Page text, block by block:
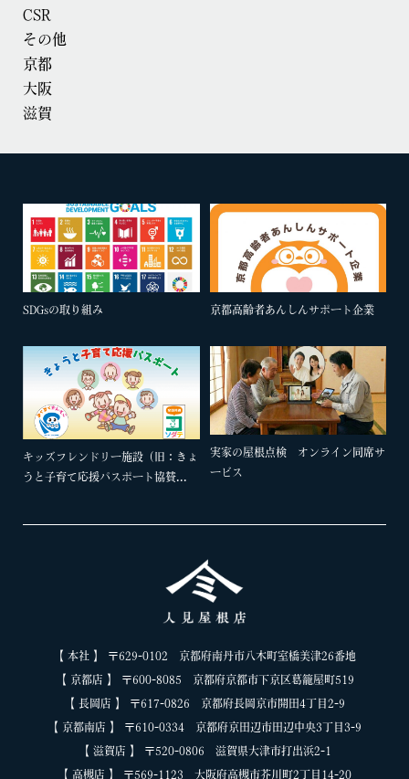
CSR
その他
京都
大阪
滋賀
SDGsの取り組み 京都高齢者あんしんサポート企業
キッズフレンドリー施設（旧：きょ
うと子育て応援パスポート協賛...
実家の屋根点検 オンライン同席サ
ービス
【 本社 】 〒629-0102 京都府南丹市八木町室橋美津26番地
【 京都店 】 〒600-8085 京都府京都市下京区葛籠屋町519
【 長岡店 】 〒617-0826 京都府長岡京市開田4丁目2-9
【 京都南店 】 〒610-0334 京都府京田辺市田辺中央3丁目3-9
【 滋賀店 】 〒520-0806 滋賀県大津市打出浜2-1
【 高槻店 】 〒569-1123 大阪府高槻市芥川町2丁目14-20